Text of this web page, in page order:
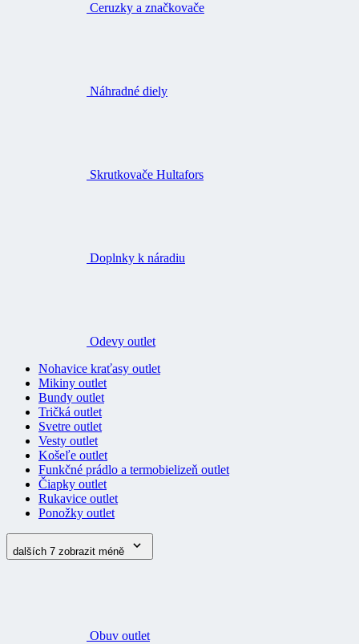
Ceruzky a značkovače
Náhradné diely
Skrutkovače Hultafors
Doplnky k náradiu
Odevy outlet
Nohavice kraťasy outlet
Mikiny outlet
Bundy outlet
Tričká outlet
Svetre outlet
Vesty outlet
Košeľe outlet
Funkčné prádlo a termobielizeň outlet
Čiapky outlet
Rukavice outlet
Ponožky outlet
dalších 7 zobrazit méně
Obuv outlet